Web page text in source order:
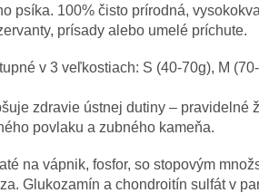
psíka. 100% čisto prírodná,
prísady alebo umelé príchute.
v 3 veľkostiach: S (40-70g), M
zdravie ústnej dutiny – pravidelné
povlaku a zubného kameňa.
na vápnik, fosfor, so stopovým
Glukozamín a chondroitín sulfát v